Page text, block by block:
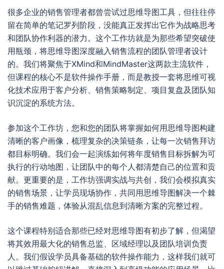
很多企业的销售管理者都曾尝试过思维导图工具，但往往停
留在简单的笔记罗列阶段，没能真正发挥出它作为战略思考
和团队协作利器的潜力。这个工作坊就是为那些希望突破使
用瓶颈，将思维导图深度融入销售流程的团队管理者设计
的。我们将聚焦于XMind和MindMaster这两款主流软件，
但课程的核心不是软件操作手册，而是教授一套将思维可视
化技术应用于客户分析、销售策略制定、项目复盘及团队知
识沉淀的系统方法。
参加这个工作坊，您和您的团队将掌握如何用思维导图构建
清晰的客户画像，梳理复杂的决策链条，让每一次销售拜访
都目标明确。我们会一起演练如何将年度销售目标拆解为可
执行的行动地图，让团队中的每个人都清楚自己的位置和贡
献。更重要的是，工作坊强调实战与共创，我们会模拟真实
的销售场景，让学员现场协作，共同用思维导图解决一个棘
手的销售难题，体验从混乱信息到清晰方案的完整过程。
这个课程特别适合那些已经对思维导图有初步了解，但渴望
将其效用最大化的销售总监、区域经理以及团队培训负责
人。我们假设学员具备基础的软件操作能力，这样我们就可